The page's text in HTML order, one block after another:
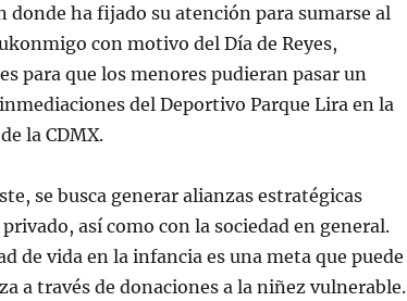
donde ha fijado su atención para sumarse al
con motivo del Día de Reyes,
para que los menores pudieran pasar un
del Deportivo Parque Lira en la
la CDMX.
se busca generar alianzas estratégicas
así como con la sociedad en general.
de vida en la infancia es una meta que puede
a través de donaciones a la niñez vulnerable.